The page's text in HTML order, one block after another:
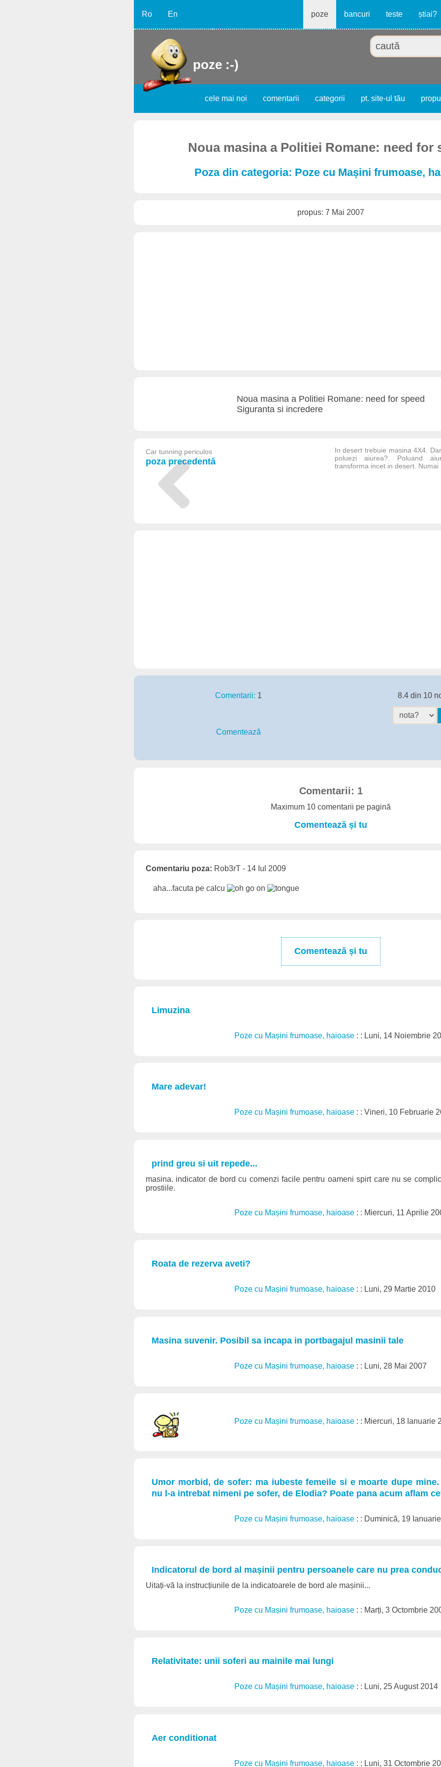
Ro En poze bancuri teste știai?
poze :-)
cele mai noi comentarii categorii pt. site-ul tău
Noua masina a Politiei Romane: need for
Poza din categoria: Poze cu Mașini frumoase,
propus: 7 Mai 2007
Noua masina a Politiei Romane: need for speed
Siguranta si incredere
Car tunning periculos
poza precedentă
In desert trebuie masina 4X4.
poluezi aiurea?. Poluand
transforma incet in desert. Numai
Comentarii: 1
Comentează
8.4 din 10
Comentarii: 1
Maximum 10 comentarii pe pagină
Comentează și tu
Comentariu poza: Rob3rT - 14 Iul 2009
aha...facuta pe calcu
Comentează și tu
Limuzina
Poze cu Mașini frumoase, haioase : : Luni, 14 Noiembrie
Mare adevar!
Poze cu Mașini frumoase, haioase : : Vineri, 10 Februarie
prind greu si uit repede...
masina. indicator de bord cu comenzi facile pentru oameni spirt care nu se
prostiile.
Poze cu Mașini frumoase, haioase : : Miercuri, 11 Aprilie
Roata de rezerva aveti?
Poze cu Mașini frumoase, haioase : : Luni, 29 Martie 2010
Masina suvenir. Posibil sa incapa in portbagajul masinii tale
Poze cu Mașini frumoase, haioase : : Luni, 28 Mai 2007
Poze cu Mașini frumoase, haioase : : Miercuri, 18 Ianuarie
Umor morbid, de sofer: ma iubeste femeile si e moarte dupe
nu l-a intrebat nimeni pe sofer, de Elodia? Poate pana acum aflam
Poze cu Mașini frumoase, haioase : : Duminică, 19
Indicatorul de bord al mașinii pentru persoanele care nu prea
Uitați-vă la instrucțiunile de la indicatoarele de bord ale mașinii...
Poze cu Mașini frumoase, haioase : : Marți, 3 Octombrie
Relativitate: unii soferi au mainile mai lungi
Poze cu Mașini frumoase, haioase : : Luni, 25 August 2014
Aer conditionat
Poze cu Mașini frumoase, haioase : : Luni, 31 Octombrie